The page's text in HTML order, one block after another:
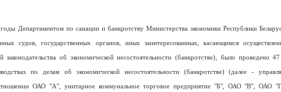
Департаментом по санации и банкротству Министерства экономики Республики
судов, государственных органов, иных заинтересованных, касающимся
законодательства об экономической несостоятельности (банкротстве), было проведено
по делам об экономической несостоятельности (банкротстве) (далее -
отношении ОАО "А", унитарное коммунальное торговое предприятие "Б", ОАО "В",